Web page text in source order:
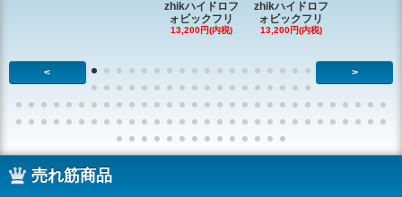
zhikハイドロフ
ォビックフリ
13,200円(内税)
zhikハイドロフ
ォビックフリ
13,200円(内税)
< >
売れ筋商品